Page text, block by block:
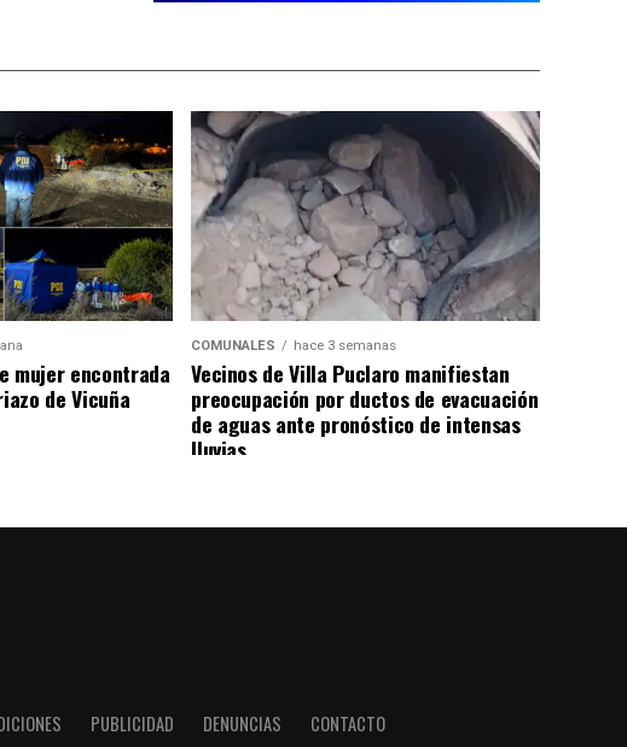
mujer encontrada
de Vicuña
COMUNALES hace 3 semanas
Vecinos de Villa Puclaro manifiestan
preocupación por ductos de evacuación
de aguas ante pronóstico de intensas
lluvias
PUBLICIDAD DENUNCIAS CONTACTO